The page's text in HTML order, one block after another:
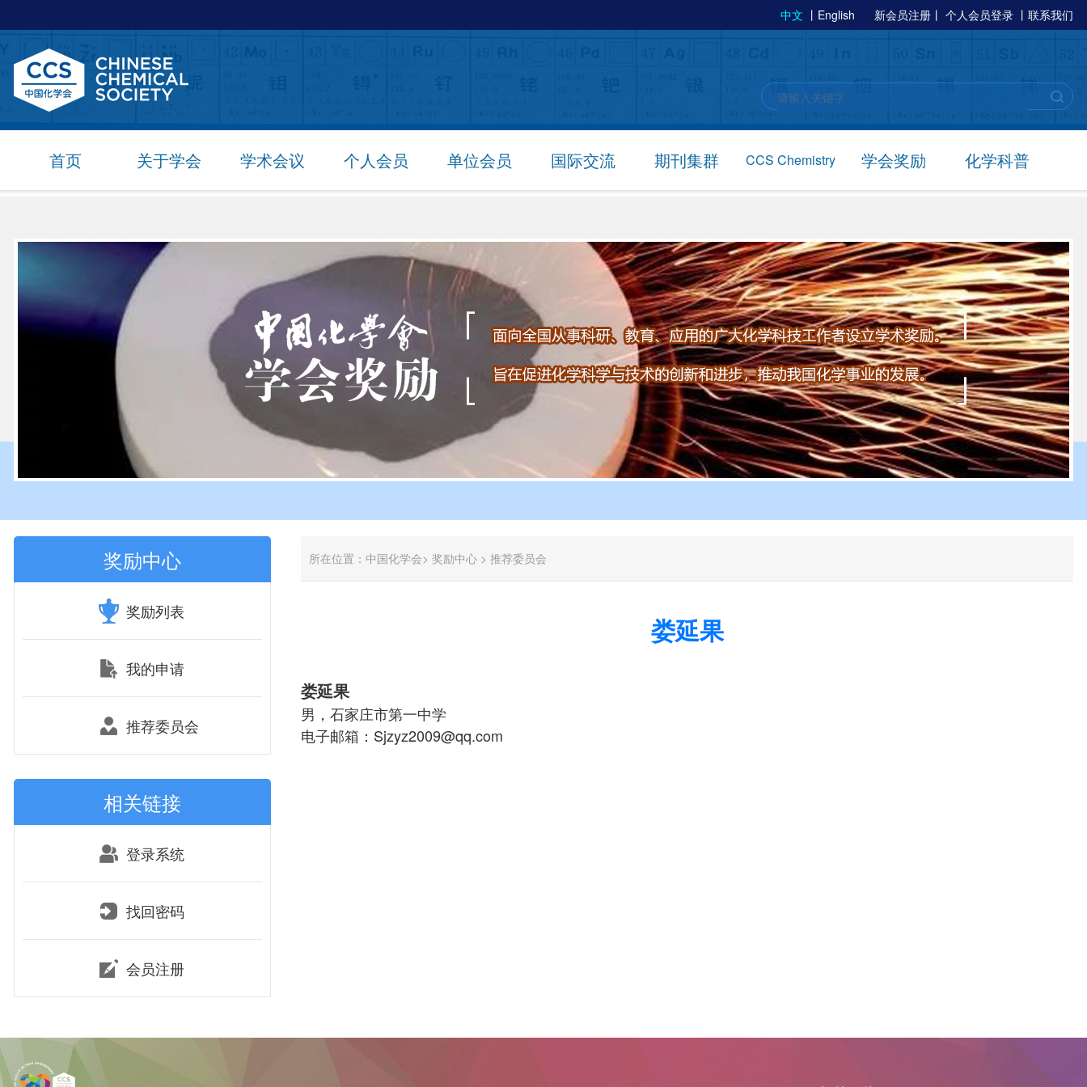
中文 丨 English 新会员注册 丨 个人会员登录 丨 联系我们
首页 关于学会 学术会议 个人会员 单位会员 国际交流 期刊集群 CCS Chemistry 学会奖励 化学科普
奖励中心
奖励列表
我的申请
推荐委员会
相关链接
登录系统
找回密码
会员注册
所在位置： 中国化学会> 奖励中心 > 推荐委员会
娄延果
娄延果
男，石家庄市第一中学
电子邮箱：Sjzyz2009@qq.com